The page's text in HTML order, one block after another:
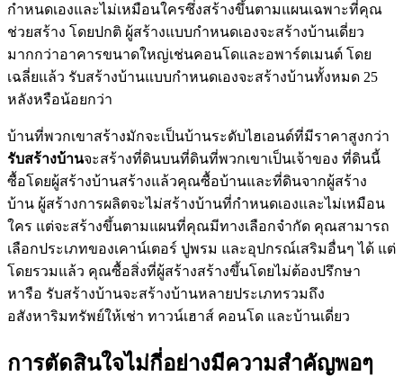
กำหนดเองและไม่เหมือนใครซึ่งสร้างขึ้นตามแผนเฉพาะที่คุณ
ช่วยสร้าง โดยปกติ ผู้สร้างแบบกำหนดเองจะสร้างบ้านเดี่ยว
มากกว่าอาคารขนาดใหญ่เช่นคอนโดและอพาร์ตเมนต์ โดย
เฉลี่ยแล้ว รับสร้างบ้านแบบกำหนดเองจะสร้างบ้านทั้งหมด 25
หลังหรือน้อยกว่า
บ้านที่พวกเขาสร้างมักจะเป็นบ้านระดับไฮเอนด์ที่มีราคาสูงกว่า
รับสร้างบ้านจะสร้างที่ดินบนที่ดินที่พวกเขาเป็นเจ้าของ ที่ดินนี้
ซื้อโดยผู้สร้างบ้านสร้างแล้วคุณซื้อบ้านและที่ดินจากผู้สร้าง
บ้าน ผู้สร้างการผลิตจะไม่สร้างบ้านที่กำหนดเองและไม่เหมือน
ใคร แต่จะสร้างขึ้นตามแผนที่คุณมีทางเลือกจำกัด คุณสามารถ
เลือกประเภทของเคาน์เตอร์ ปูพรม และอุปกรณ์เสริมอื่นๆ ได้ แต่
โดยรวมแล้ว คุณซื้อสิ่งที่ผู้สร้างสร้างขึ้นโดยไม่ต้องปรึกษา
หารือ รับสร้างบ้านจะสร้างบ้านหลายประเภทรวมถึง
อสังหาริมทรัพย์ให้เช่า ทาวน์เฮาส์ คอนโด และบ้านเดี่ยว
การตัดสินใจไม่กี่อย่างมีความสำคัญพอๆ